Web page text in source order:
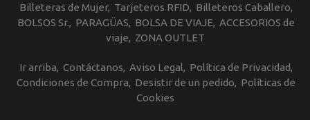
Billeteras de Mujer Tarjeteros RFID
Billeteros Caballero
BOLSOS Sr.
PARAGÜAS BOLSA DE VIAJE ACCESORIOS de
viaje
ZONA OUTLET
Ir arriba Contáctanos Aviso Legal
Política de Privacidad
Condiciones de Compra
Desistir de un pedido
Políticas de
Cookies